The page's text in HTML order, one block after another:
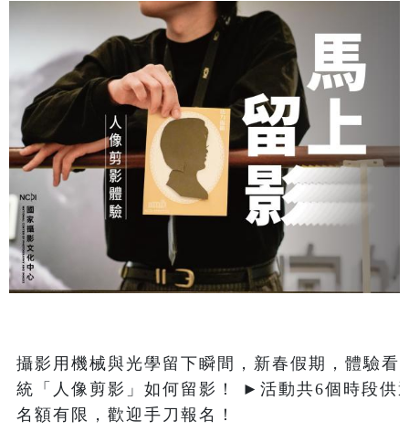
攝影用機械與光學留下瞬間，新春假期，體驗看
統「人像剪影」如何留影！ ►活動共6個時段供